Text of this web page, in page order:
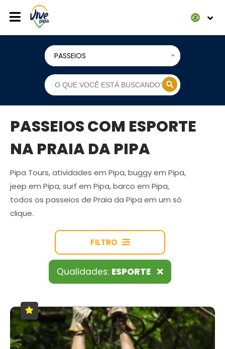
PASSEIOS
PASSEIOS COM ESPORTE
NA PRAIA DA PIPA
Pipa Tours, atividades em Pipa, buggy em Pipa,
jeep em Pipa, surf em Pipa, barco em Pipa,
todos os passeios de Praia da Pipa em um só
clique.
FILTRO
Qualidades: ESPORTE